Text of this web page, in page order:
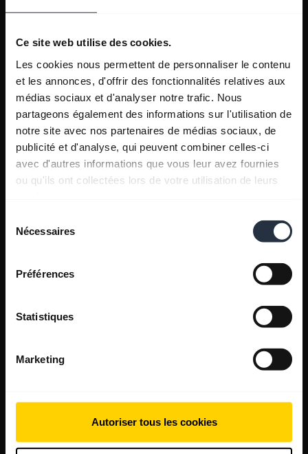
Ce site web utilise des cookies.
Les cookies nous permettent de personnaliser le contenu
et les annonces, d'offrir des fonctionnalités relatives aux
médias sociaux et d'analyser notre trafic. Nous
partageons également des informations sur l'utilisation de
notre site avec nos partenaires de médias sociaux, de
publicité et d'analyse, qui peuvent combiner celles-ci
avec d'autres informations que vous leur avez fournies
ou qu'ils ont collectées lors de votre utilisation de leurs
Nécessaires
Préférences
Statistiques
Marketing
Autoriser tous les cookies